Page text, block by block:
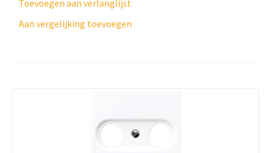
Toevoegen aan verlanglijst
Aan vergelijking toevoegen